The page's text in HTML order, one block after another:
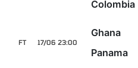
Colombia
17/06 23:00
FT
Ghana
Panama